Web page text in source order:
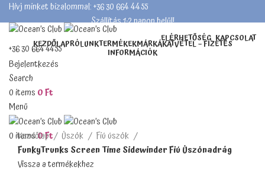
Hívj minket bizalommal: +36 30 664 4455
Szállítás 1-2 napon belül!
ELÉRHETŐSÉG KAPCSOLAT
+36 30 664 4455
Szállítás 1-2 napon belül!
KEZDŐLAPRÓLUNKTERMÉKEKMÁRKÁKÁTVÉTEL – FIZETÉS
INFORMÁCIÓK
Bejelentkezés
Search
0items 0Ft
Menü
0items0Ft
Teljes méret
Kezdőlap Úszók
Fiú úszók
FunkyTrunks Screen Time Sidewinder Fiú Úszónadrág
Vissza a termékekhez